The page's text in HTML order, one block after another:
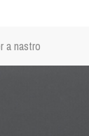
a nastro